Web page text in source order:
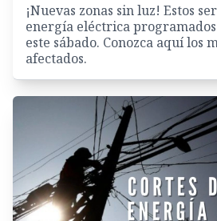
¡Nuevas zonas sin luz! Estos
energía eléctrica
este sábado. Conozca aquí los
afectados.